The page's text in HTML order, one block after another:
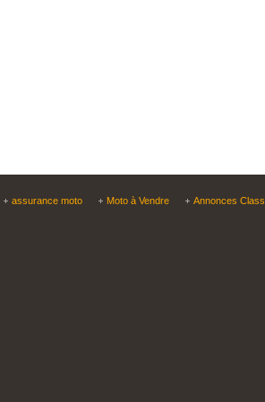
assurance moto Moto à Vendre
Annonces